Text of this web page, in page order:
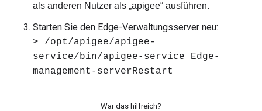
als anderen Nutzer als „apigee“ ausführen.
Starten Sie den Edge-Verwaltungsserver neu:
> /opt/apigee/apigee-
service/bin/apigee-service Edge-
management-serverRestart
War das hilfreich?